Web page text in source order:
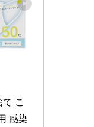
こ
感染